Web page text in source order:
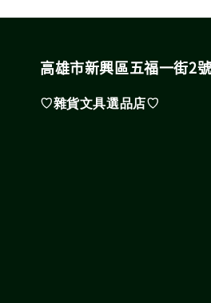
高雄市新興區五福一街2號
♡雜貨文具選品店♡